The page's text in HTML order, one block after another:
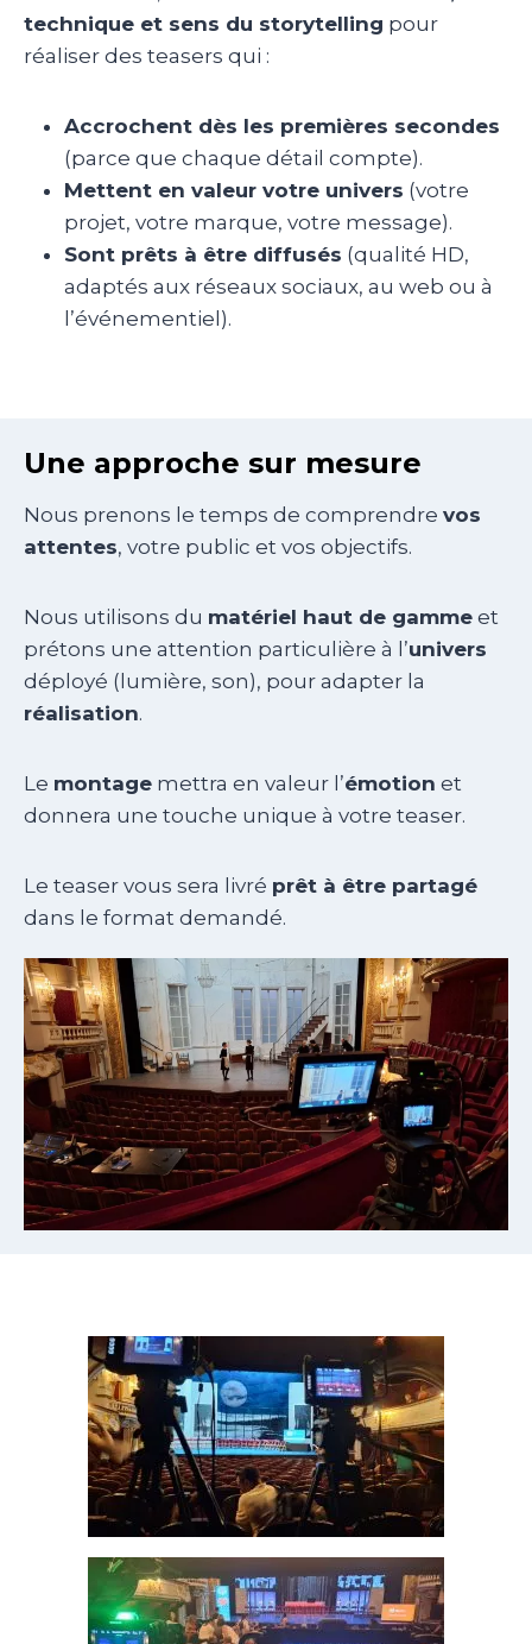
technique et sens du storytelling pour
réaliser des teasers qui :
Accrochent dès les premières secondes
(parce que chaque détail compte).
Mettent en valeur votre univers (votre
projet, votre marque, votre message).
Sont prêts à être diffusés (qualité HD,
adaptés aux réseaux sociaux, au web ou à
l’événementiel).
Une approche sur mesure
Nous prenons le temps de comprendre vos
attentes, votre public et vos objectifs.
Nous utilisons du matériel haut de gamme et
prétons une attention particulière à l’univers
déployé (lumière, son), pour adapter la
réalisation.
Le montage mettra en valeur l’émotion et
donnera une touche unique à votre teaser.
Le teaser vous sera livré prêt à être partagé
dans le format demandé.